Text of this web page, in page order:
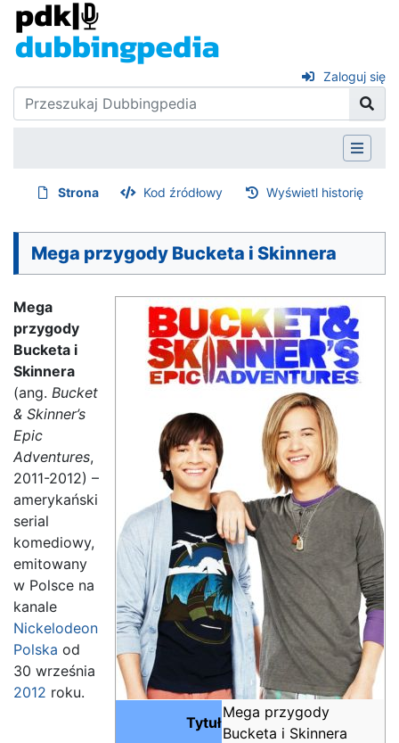
Zaloguj się
Strona Kod źródłowy Wyświetl historię
Mega przygody Bucketa i Skinnera
Tytuł
Mega przygody
Bucketa i Skinnera
Mega
przygody
Bucketa i
Skinnera
(ang. Bucket
& Skinner’s
Epic
Adventures,
2011-2012) –
amerykański
serial
komediowy,
emitowany
w Polsce na
kanale
Nickelodeon
Polska od
30 września
2012 roku.